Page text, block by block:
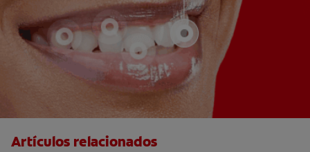
Artículos relacionados